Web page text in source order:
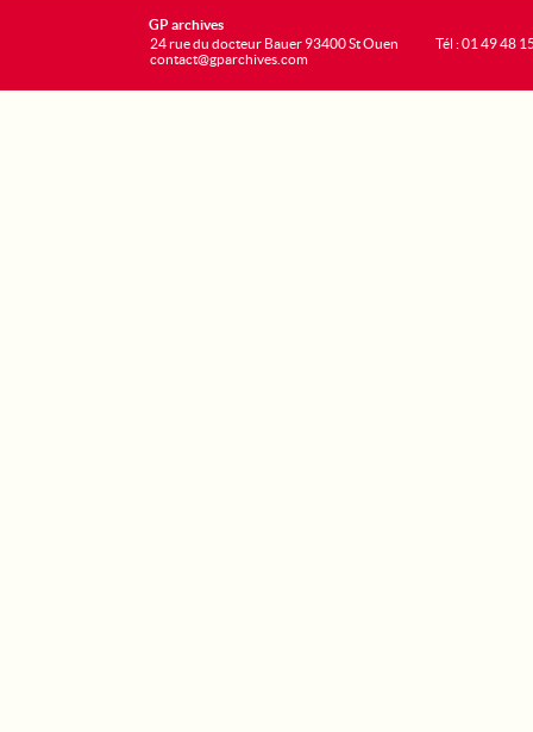
GP archives
24 rue du docteur Bauer 93400 St Ouen
contact@gparchives.com
Tél : 01 49 48